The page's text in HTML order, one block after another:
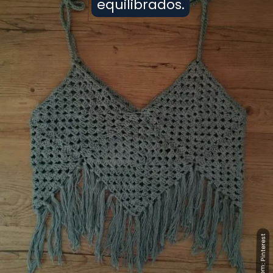
equilibrados.
equilibrados.